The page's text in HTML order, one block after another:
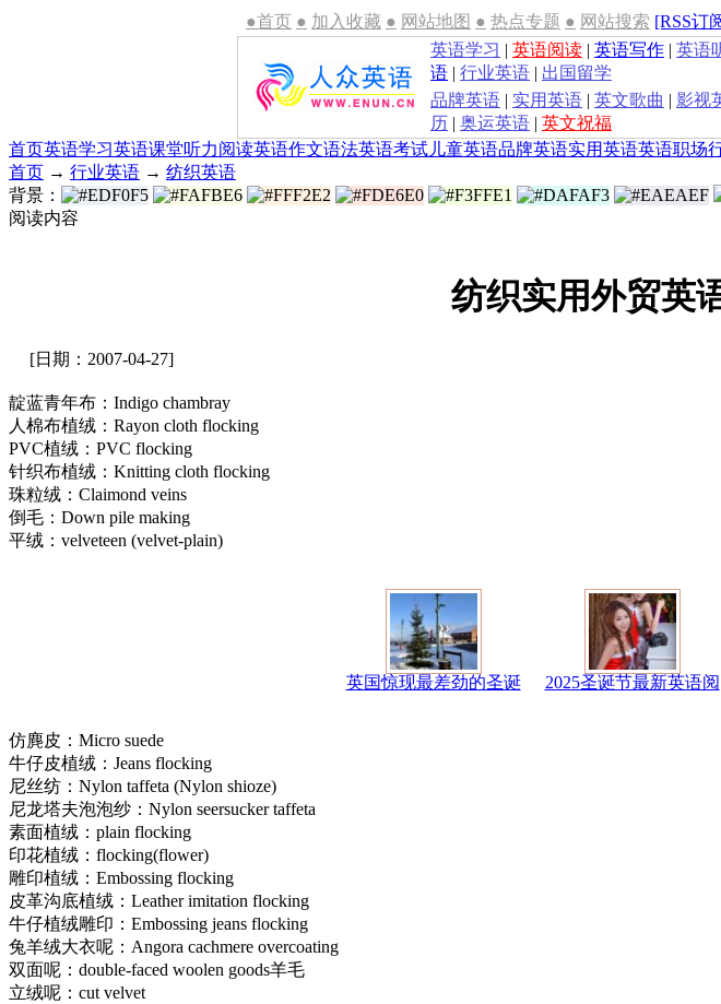
●首页 ● 加入收藏 ● 网站地图 ● 热点专题 ● 网站搜索 [RSS订
英语学习 | 英语阅读 | 英语写作 | 英语
语 | 行业英语 | 出国留学
品牌英语 | 实用英语 | 英文歌曲 | 影视
历 | 奥运英语 | 英文祝福
首页英语学习英语课堂听力阅读英语作文语法英语考试 儿童英语品牌英语实用英语英语职场
首页 → 行业英语 → 纺织英语
背景：
阅读内容
纺织实用外贸英
[日期：2007-04-27]
靛蓝青年布：Indigo chambray
人棉布植绒：Rayon cloth flocking
PVC植绒：PVC flocking
针织布植绒：Knitting cloth flocking
珠粒绒：Claimond veins
倒毛：Down pile making
平绒：velveteen (velvet-plain)
英国惊现最差劲的圣诞 2025圣诞节最新英语阅
仿麂皮：Micro suede
牛仔皮植绒：Jeans flocking
尼丝纺：Nylon taffeta (Nylon shioze)
尼龙塔夫泡泡纱：Nylon seersucker taffeta
素面植绒：plain flocking
印花植绒：flocking(flower)
雕印植绒：Embossing flocking
皮革沟底植绒：Leather imitation flocking
牛仔植绒雕印：Embossing jeans flocking
兔羊绒大衣呢：Angora cachmere overcoating
双面呢：double-faced woolen goods羊毛
立绒呢：cut velvet